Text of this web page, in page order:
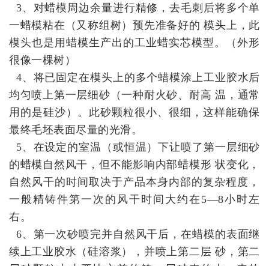
3、对蜡模周边余量进行精修，去毛刺后将多个单
一蜡模粘在（又称组树）预先准备好的 模头上，此
模头也是用蜡模生产出的工业蜡实芯模型。（外形
很像一棵树）
4、将已固定在模头上的多个蜡模涂上工业胶水后
均匀喷上第一层细砂（一种耐火砂、耐高 温，通常
用的是硅沙）。此砂颗粒很小、很细，这样能确保
最终毛坯表面尽量的光滑。
5、在设定的室温（或恒温）下让喷了第一层细砂
的蜡模自然风干，但不能影响内部蜡模形 状变化，
自然风干的时间取决于产品本身内部的复杂程度，
一般精铸件第一次的风干时间大约在5—8小时左
右。
6、第一次砂喷完并自然风干后，在蜡模的表面继
续上工业胶水（硅溶浆），并喷上第二层 砂，第二